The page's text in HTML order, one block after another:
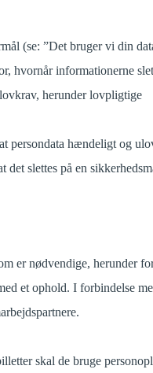
(se: ”Det bruger vi din
hvornår informationerne
herunder lovpligtige
persondata hændeligt og
det slettes på en
er nødvendige, herunder
et ophold. I forbindelse
skal de bruge